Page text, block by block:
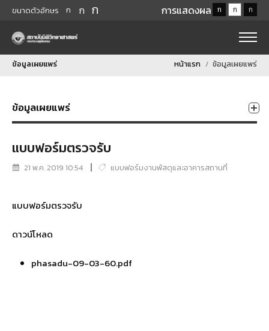
ขนาดตัวอักษร ก ก ก การแสดงผล ก ก ก
ข้อมูลเผยแพร่ หน้าแรก ข้อมูลเผยแพร่
ข้อมูลเผยแพร่
แบบฟอร์มตรวจรับ
21 พ.ค. 2019 10:54 แบบฟอร์มงานพัสดุและอาคารสถานที่
แบบฟอร์มตรวจรับ
ดาวน์โหลด
phasadu-09-03-60.pdf